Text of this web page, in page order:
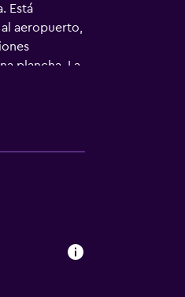
Está
aeropuerto,
plancha. La
su